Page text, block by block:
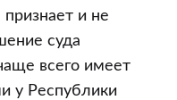
и не
суда
всего имеет
у Республики